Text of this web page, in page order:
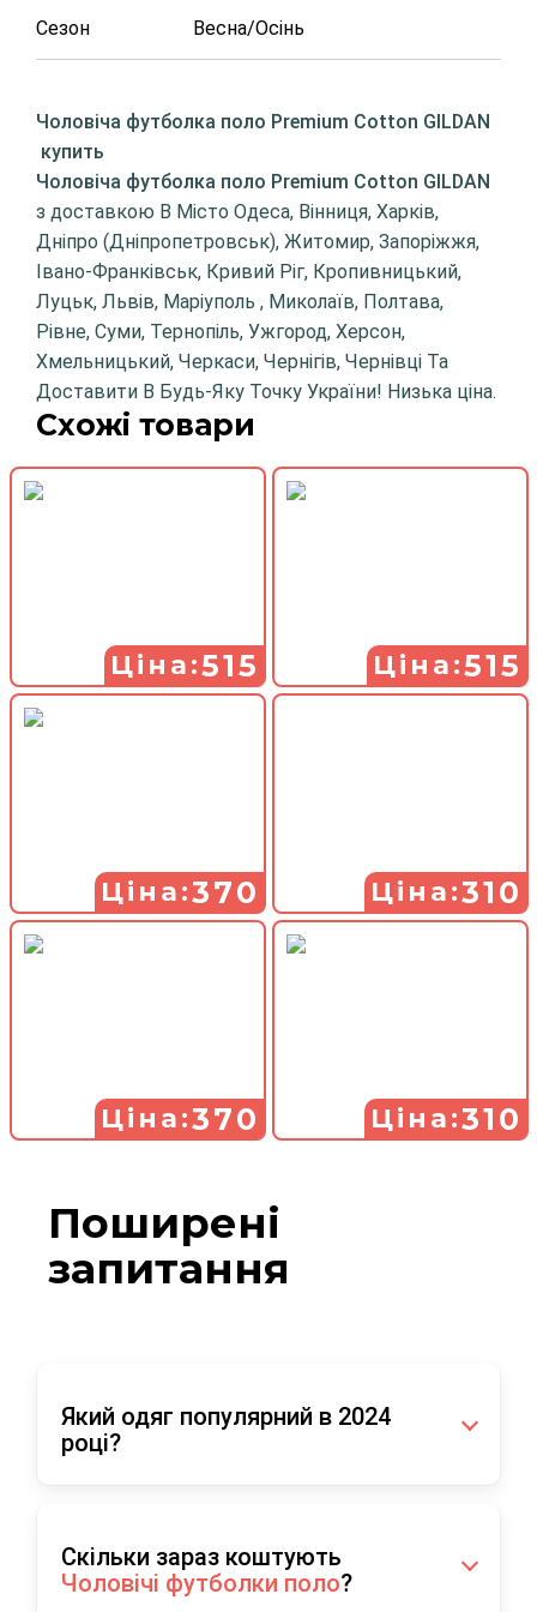
Сезон Весна/Осінь
Чоловіча футболка поло Premium Cotton GILDAN
купить
Чоловіча футболка поло Premium Cotton GILDAN
з доставкою В Місто Одеса, Вінниця, Харків,
Дніпро (Дніпропетровськ), Житомир, Запоріжжя,
Івано-Франківськ, Кривий Ріг, Кропивницький,
Луцьк, Львів, Маріуполь , Миколаїв, Полтава,
Рівне, Суми, Тернопіль, Ужгород, Херсон,
Хмельницький, Черкаси, Чернігів, Чернівці Та
Доставити В Будь-Яку Точку України! Низька ціна.
Схожі товари
Ціна:515 Ціна:515
Ціна:370 Ціна:310
Ціна:370 Ціна:310
Поширені
запитання
Який одяг популярний в 2024
році?
категоріїЧоловічі футболки поло
інтернет магазині були:
Скільки зараз коштують
Чоловічі футболки поло?